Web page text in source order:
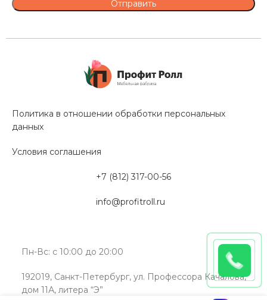
Политика в отношении обработки персональных
данных
Условия соглашения
+7 (812) 317-00-56
info@profitroll.ru
Пн-Вс: с 10:00 до 20:00
192019, Санкт-Петербург, ул. Профессора Качалова,
дом 11А, литера “Э”